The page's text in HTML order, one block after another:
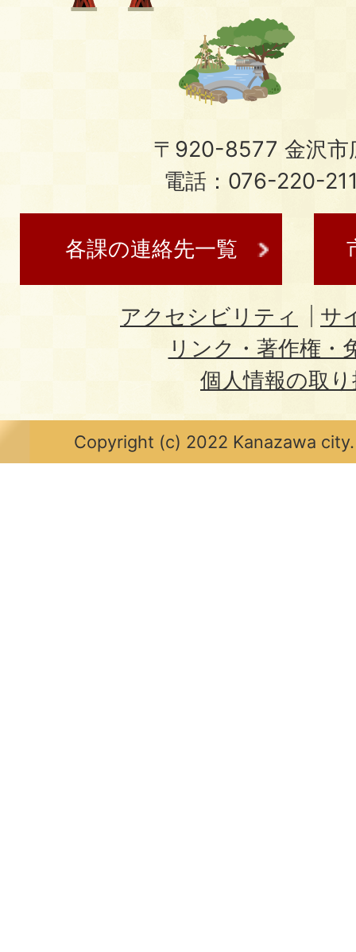
〒920-8577 金沢市
電話：076-220-
各課の連絡先一覧
アクセシビリティ
サ
リンク・著作権・
個人情報の取
Copyright (c) 2022 Kanazawa